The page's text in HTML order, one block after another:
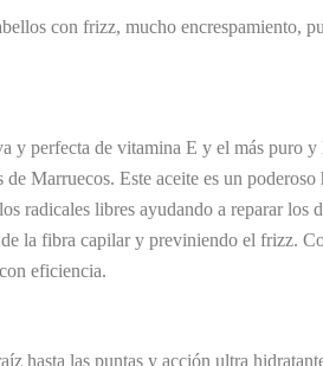
con frizz, mucho encrespamiento,
y perfecta de vitamina E y el más puro
de Marruecos. Este aceite es un
radicales libres ayudando a reparar los
la fibra capilar y previniendo el frizz.
eficiencia.
hasta las puntas y acción ultra